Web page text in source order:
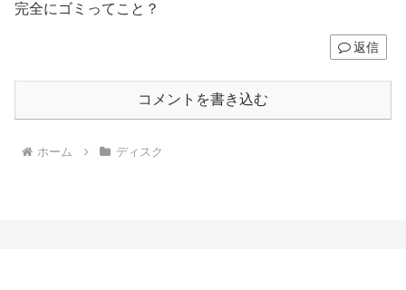
完全にゴミってこと？
返信
コメントを書き込む
ホーム ディスク